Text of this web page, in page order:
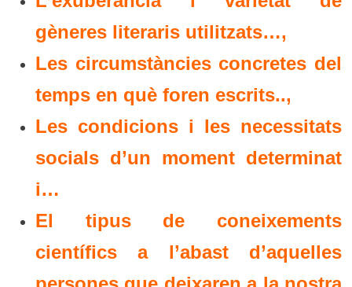
gèneres literaris utilitzats…,
Les circumstàncies concretes del
temps en què foren escrits..,
Les condicions i les necessitats
socials d’un moment determinat
i…
El tipus de coneixements
científics a l’abast d’aquelles